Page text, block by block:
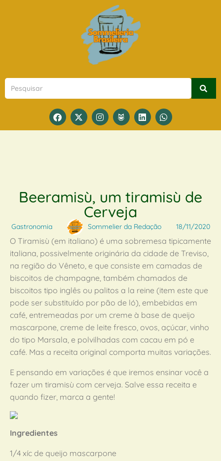
Beeramisù, um tiramisù de
Cerveja
Gastronomia Sommelier da Redação 18/11/2020
O Tiramisù (em italiano) é uma sobremesa tipicamente
italiana, possivelmente originária da cidade de Treviso,
na região do Vêneto, e que consiste em camadas de
biscoitos de champagne, também chamados de
biscoitos tipo inglês ou palitos a la reine (item este que
pode ser substituído por pão de ló), embebidas em
café, entremeadas por um creme à base de queijo
mascarpone, creme de leite fresco, ovos, açúcar, vinho
do tipo Marsala, e polvilhadas com cacau em pó e
café. Mas a receita original comporta muitas variações.
E pensando em variações é que iremos ensinar você a
fazer um tiramisù com cerveja. Salve essa receita e
quando fizer, marca a gente!
Ingredientes
1/4 xíc de queijo mascarpone